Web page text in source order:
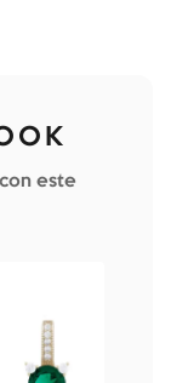
este